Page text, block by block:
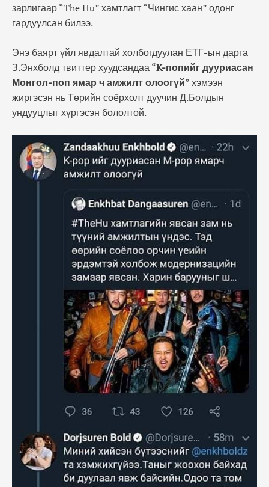
зарлигаар “The Hu” хамтлагт “Чингис хаан” одонг
гардуулсан билээ.
Энэ баярт үйл явдалтай холбогдуулан ЕТГ-ын дарга
З.Энхболд твиттер хуудсандаа “K-попийг дууриасан
Монгол-поп ямар ч амжилт олоогүй” хэмээн
жиргэсэн нь Төрийн соёрхолт дуучин Д.Болдын
ундууцлыг хүргэсэн бололтой.